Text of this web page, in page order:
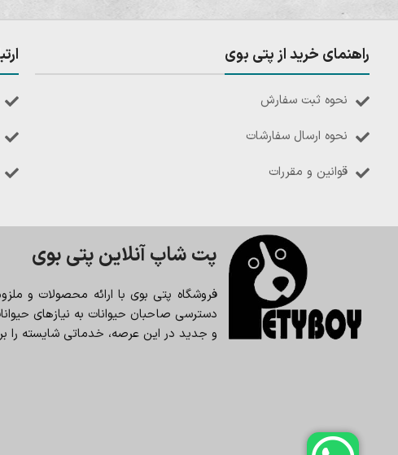
راهنمای خرید از پتی بوی
نحوه ثبت سفارش
نحوه ارسال سفارشات
قوانین و مقررات
پت شاپ آنلاین پتی بوی
فروشگاه پتی بوی با ارائه محصولات و
دسترسی صاحبان حیوانات به نیازهای
و جدید در این عرصه، خدماتی شایسته را